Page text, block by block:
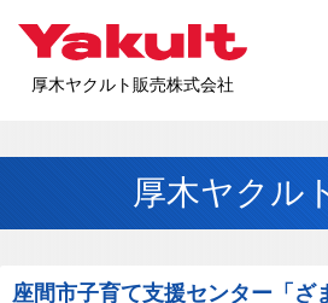
厚木ヤクルト販売株式会社
厚木ヤクル
座間市子育て支援センター「ざ